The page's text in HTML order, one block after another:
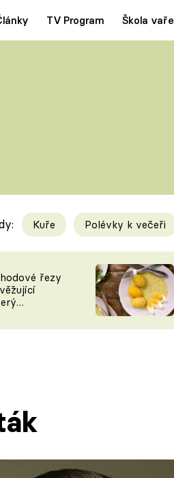
TV Program Škola
TALÍŘI
Tipy
KAM ZA
Kuře Polévky k večeři
řezy